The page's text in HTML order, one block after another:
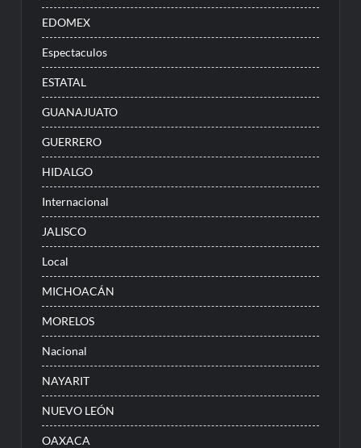
EDOMEX
Espectaculos
ESTATAL
GUANAJUATO
GUERRERO
HIDALGO
Internacional
JALISCO
Local
MICHOACÁN
MORELOS
Nacional
NAYARIT
NUEVO LEÓN
OAXACA